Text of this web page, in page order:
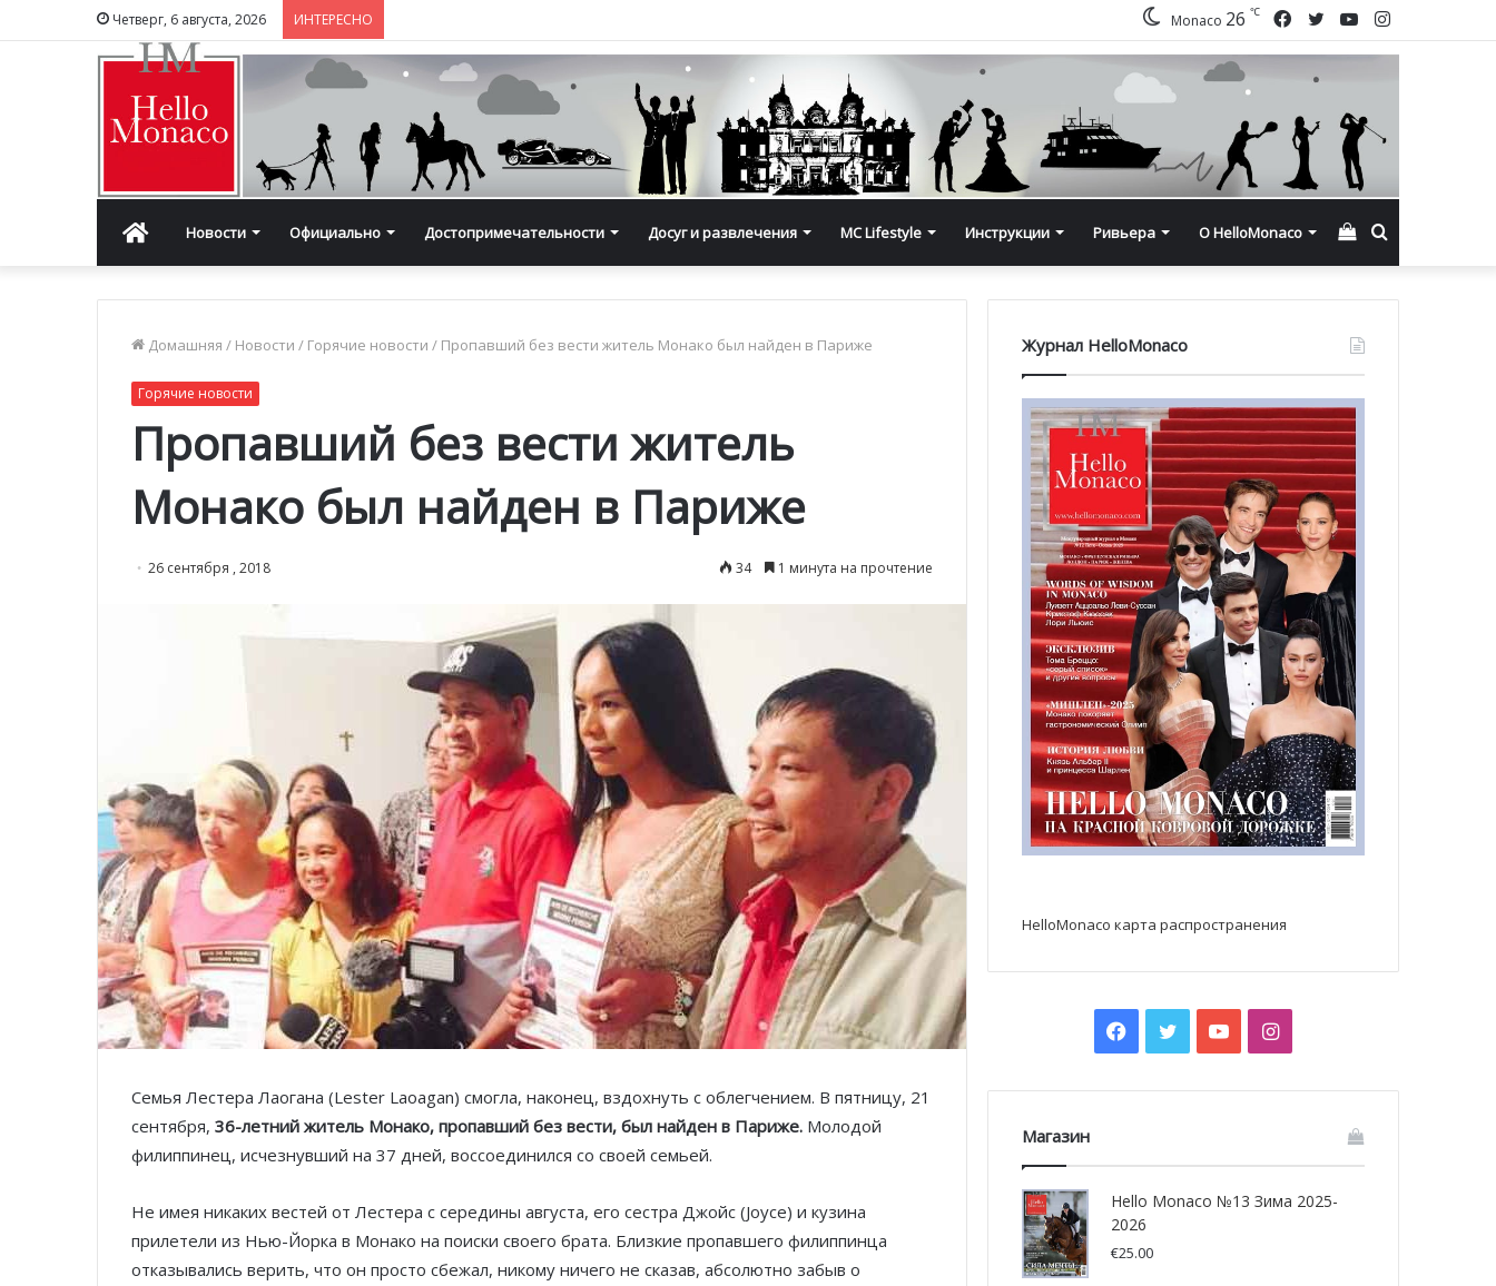
Четверг, 6 августа, 2026 ИНТЕРЕСНО Instagram
YouTube
Twitter
Facebook
Monaco 26 ℃
ГлавнаяНовости Официально Достопримечательности Досуг и развлечения MC Lifestyle Инструкции Ривьера О HelloMonaco Смотреть
корзину
Домашняя / Новости / Горячие новости / Пропавший без вести житель Монако был найден в Париже
Горячие новости
Пропавший без вести житель
Монако был найден в Париже
26 сентября , 2018 34 1 минута на прочтение
Семья Лестера Лаогана (Lester Laoagan) смогла, наконец, вздохнуть с облегчением. В пятницу, 21
сентября, 36-летний житель Монако, пропавший без вести, был найден в Париже. Молодой
филиппинец, исчезнувший на 37 дней, воссоединился со своей семьей.
Не имея никаких вестей от Лестера с середины августа, его сестра Джойс (Joyce) и кузина
прилетели из Нью-Йорка в Монако на поиски своего брата. Близкие пропавшего филиппинца
отказывались верить, что он просто сбежал, никому ничего не сказав, абсолютно забыв о
Журнал HelloMonaco
HelloMonaco карта распространения
Facebook
TwitterYouTubeInstagram
Магазин
Hello Monaco №13 Зима 2025-
2026
€25.00